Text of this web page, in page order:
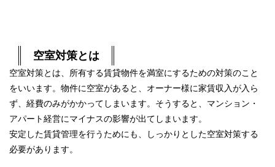
空室対策とは
空室対策とは、 所有する賃貸物件を満室にするための対策のこと
をいいます。物件に空室があると、オーナー様に家賃収入が入ら
ず、経費のみがかかってしまいます。そうすると、マンション・
アパート経営にマイナスの影響が出てしまいます。
安定した賃貸管理を行うためにも、しっかりとした空室対策する
必要があります。